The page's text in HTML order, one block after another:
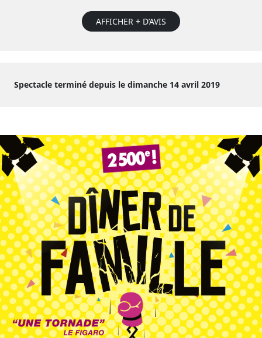
AFFICHER + D’AVIS
Spectacle terminé depuis le dimanche 14 avril 2019